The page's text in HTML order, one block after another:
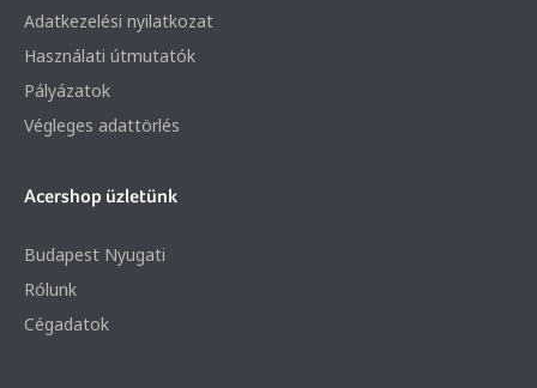
Adatkezelési nyilatkozat
Használati útmutatók
Pályázatok
Végleges adattörlés
Acershop üzletünk
Budapest Nyugati
Rólunk
Cégadatok